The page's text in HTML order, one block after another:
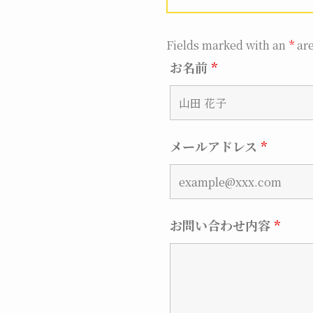
Fields marked with an *
お名前 *
メールアドレス *
お問い合わせ内容 *